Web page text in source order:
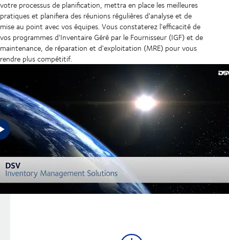
votre processus de planification, mettra en place les meilleures
pratiques et planifiera des réunions régulières d'analyse et de
mise au point avec vos équipes. Vous constaterez l'efficacité de
vos programmes d'Inventaire Géré par le Fournisseur (IGF) et de
maintenance, de réparation et d'exploitation (MRE) pour vous
rendre plus compétitif.
Avantages